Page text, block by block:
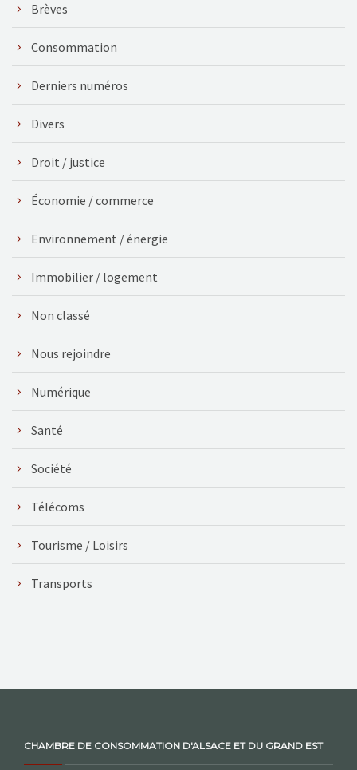
Brèves
Consommation
Derniers numéros
Divers
Droit / justice
Économie / commerce
Environnement / énergie
Immobilier / logement
Non classé
Nous rejoindre
Numérique
Santé
Société
Télécoms
Tourisme / Loisirs
Transports
CHAMBRE DE CONSOMMATION D'ALSACE ET DU GRAND EST